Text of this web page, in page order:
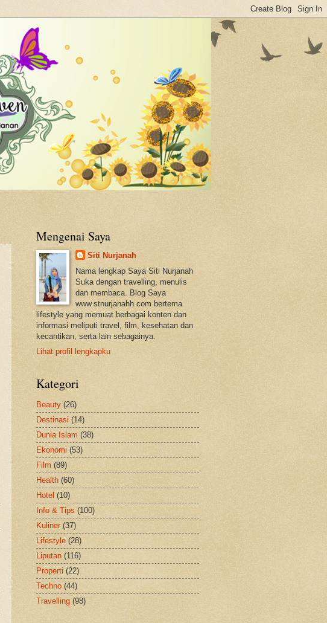
Mengenai Saya
Siti Nurjanah
Nama lengkap Saya Siti Nurjanah
Suka dengan travelling, menulis
dan membaca. Blog Saya
www.stnurjanahh.com bertema
lifestyle yang memuat berbagai konten dan
informasi meliputi travel, film, kesehatan dan
kecantikan, serta lain sebagainya.
Lihat profil lengkapku
Kategori
Beauty (26)
Destinasi (14)
Dunia Islam (38)
Ekonomi (53)
Film (89)
Health (60)
Hotel (10)
Info & Tips (100)
Kuliner (37)
Lifestyle (28)
Liputan (116)
Properti (22)
Techno (44)
Travelling (98)